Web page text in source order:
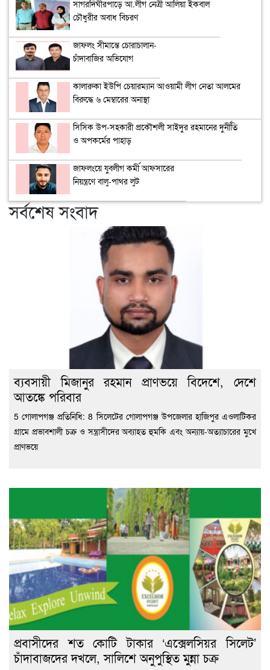
সাগরদিঘীরপাড়ে আ.লীগ নেত্রী আলিয়া ইকবাল
চৌধুরীর অবাধ বিচরণ
জাফলং সীমান্তে চোরাচালান-
চাঁদাবাজির অভিযোগ
কালারুকা ইউপি চেয়ারম্যান আওয়ামী লীগ নেতা আলমের
বিরুদ্ধে ৬ মেম্বারের অনাস্থা
সিসিক উপ-সহকারী প্রকৌশলী সাইদুর রহমানের দুর্নীতি
ও অপকর্মের পাহাড়
জাফলংয়ে যুবলীগ কর্মী আফসারের
নিয়ন্ত্রণে বালু-পাথর লুট
সর্বশেষ সংবাদ
ব্যবসায়ী মিজানুর রহমান প্রাণভয়ে বিদেশে, দেশে
আতঙ্কে পরিবার
5 গোলাপগঞ্জ প্রতিনিধি: 8 সিলেটের গোলাপগঞ্জ উপজেলার হাজিপুর এওলাটিকর
গ্রামে প্রভাবশালী চক্র ও সন্ত্রাসীদের অব্যাহত হুমকি এবং অন্যায়-অত্যাচারের মুখে
প্রাণভয়ে
প্রবাসীদের শত কোটি টাকার ‘এক্সেলসিয়র সিলেট’
চাঁদাবাজদের দখলে, সালিশে অনুপুস্থিত মুন্না চক্র